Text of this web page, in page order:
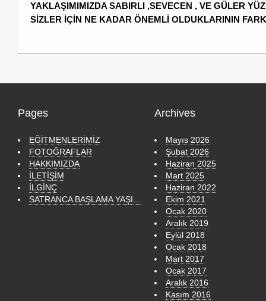
YAKLAŞIMIMIZDA SABIRLI ,SEVECEN , VE GÜLER
SİZLER İÇİN NE KADAR ÖNEMLİ OLDUKLARININ
Pages
EĞİTMENLERİMİZ
FOTOĞRAFLAR
HAKKIMIZDA
İLETİŞİM
İLGİNÇ
SATRANCA BAŞLAMA YAŞI…
Archives
Mayıs 2026
Şubat 2026
Haziran 2025
Mart 2025
Haziran 2022
Ekim 2021
Ocak 2020
Aralık 2019
Eylül 2018
Ocak 2018
Mart 2017
Ocak 2017
Aralık 2016
Kasım 2016